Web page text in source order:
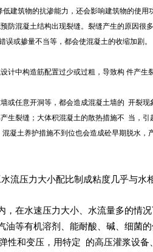
建筑物的抗渗能力，还会影响建筑物的使用
防混凝土结构出现裂缝。裂缝产生的原因很
或掺量不当等，都会使混凝土的收缩加剧。
计中构造筋配置过少或过粗，导致构 件产生裂
或任意开洞等，都会造成混凝土墙的 开裂现
生裂缝；大体积混凝土的散热措施不 当，
凝土养护措施不到位也会造成砼早期脱水
流压力大小配比制成粘度几乎与水
在水速压力大小、水流量多的情况
等有机溶剂、能耐酸、碱、细菌
性和变压，用特定 的高压灌浆设